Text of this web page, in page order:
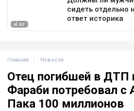
Главная Новости
Отец погибшей в ДТП
Фараби потребовал с
Пака 100 миллионов